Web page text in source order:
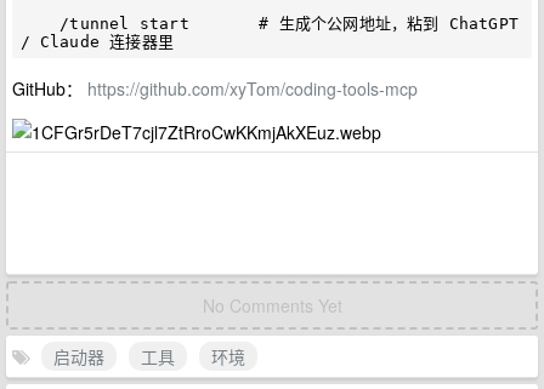
GitHub： https://github.com/xyTom/coding-tools-mcp
No Comments Yet
启动器 工具
环境